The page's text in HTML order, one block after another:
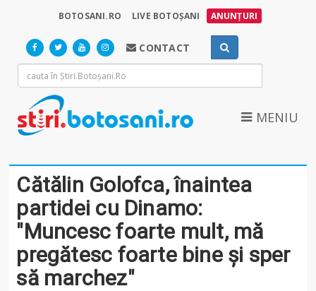
BOTOSANI.RO LIVE BOTOȘANI ANUNȚURI
CONTACT
MENIU
Cătălin Golofca, înaintea
partidei cu Dinamo:
"Muncesc foarte mult, mă
pregătesc foarte bine și sper
să marchez"